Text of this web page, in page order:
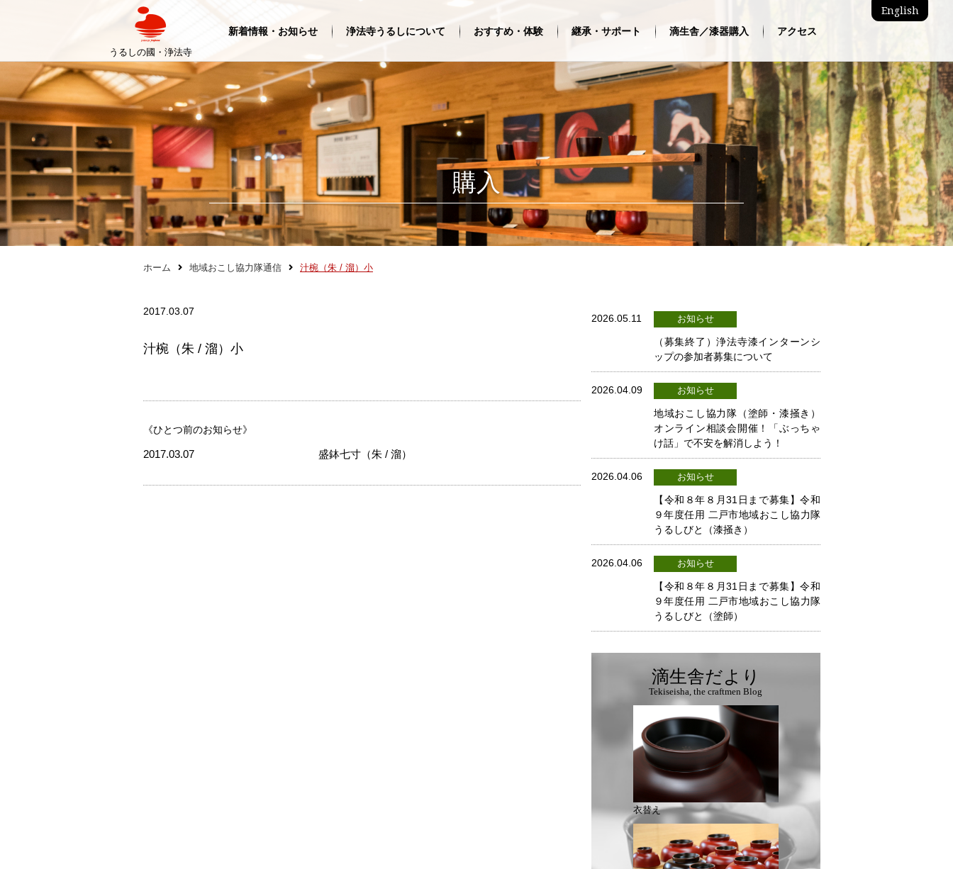
うるしの國・浄法寺
新着情報・お知らせ 浄法寺うるしについて おすすめ・体験 継承・サポート 滴生舎／漆器購入 アクセス
English
購入
ホーム 地域おこし協力隊通信 汁椀（朱 / 溜）小
2017.03.07
汁椀（朱 / 溜）小
《ひとつ前のお知らせ》
2017.03.07 盛鉢七寸（朱 / 溜）
2026.05.11 お知らせ
（募集終了）浄法寺漆インターンシ
ップの参加者募集について
2026.04.09 お知らせ
地域おこし協力隊（塗師・漆掻き）
オンライン相談会開催！「ぶっちゃ
け話」で不安を解消しよう！
2026.04.06 お知らせ
【令和８年８月31日まで募集】令和
９年度任用 二戸市地域おこし協力隊
うるしびと（漆掻き）
2026.04.06 お知らせ
【令和８年８月31日まで募集】令和
９年度任用 二戸市地域おこし協力隊
うるしびと（塗師）
滴生舎だより
Tekiseisha, the craftmen Blog
衣替え